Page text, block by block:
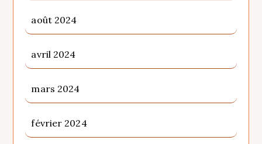
août 2024
avril 2024
mars 2024
février 2024